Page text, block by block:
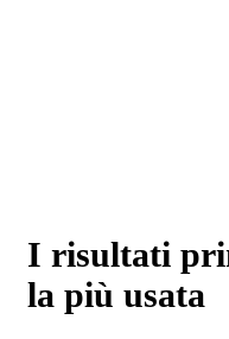
I risultati
la più usata